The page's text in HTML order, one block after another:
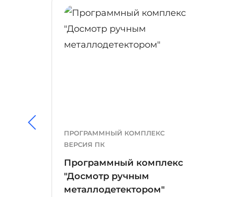
ПРОГРАММНЫЙ КОМПЛЕКС
ВЕРСИЯ ПК
Программный комплекс
"Досмотр ручным
металлодетектором"
ПОДРОБНЕЕ